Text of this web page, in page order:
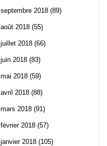
septembre 2018 (89)
août 2018 (55)
juillet 2018 (66)
juin 2018 (83)
mai 2018 (59)
avril 2018 (88)
mars 2018 (91)
février 2018 (57)
janvier 2018 (105)